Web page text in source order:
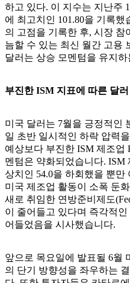
하고 있다. 이 지수는 지난주
에 최고치인 101.80을 기록
의 고점을 기록한 후, 시장
늠할 수 있는 최신 월간 고용
달러는 상승 모멘텀을 유지
부진한 ISM 지표에 따른 달러
미국 달러는 7월을 긍정적인
일 초반 일시적인 하락 압력
예상보다 부진한 ISM 제조업
멘텀은 약화되었습니다. ISM
상치인 54.0을 하회했을 뿐만
미국 제조업 활동이 소폭 둔
새로 취임한 연방준비제도
이 줄어들고 있다며 즉각적
어들었음을 시사했습니다.
앞으로 목요일에 발표될 6월
의 단기 방향성을 좌우하는